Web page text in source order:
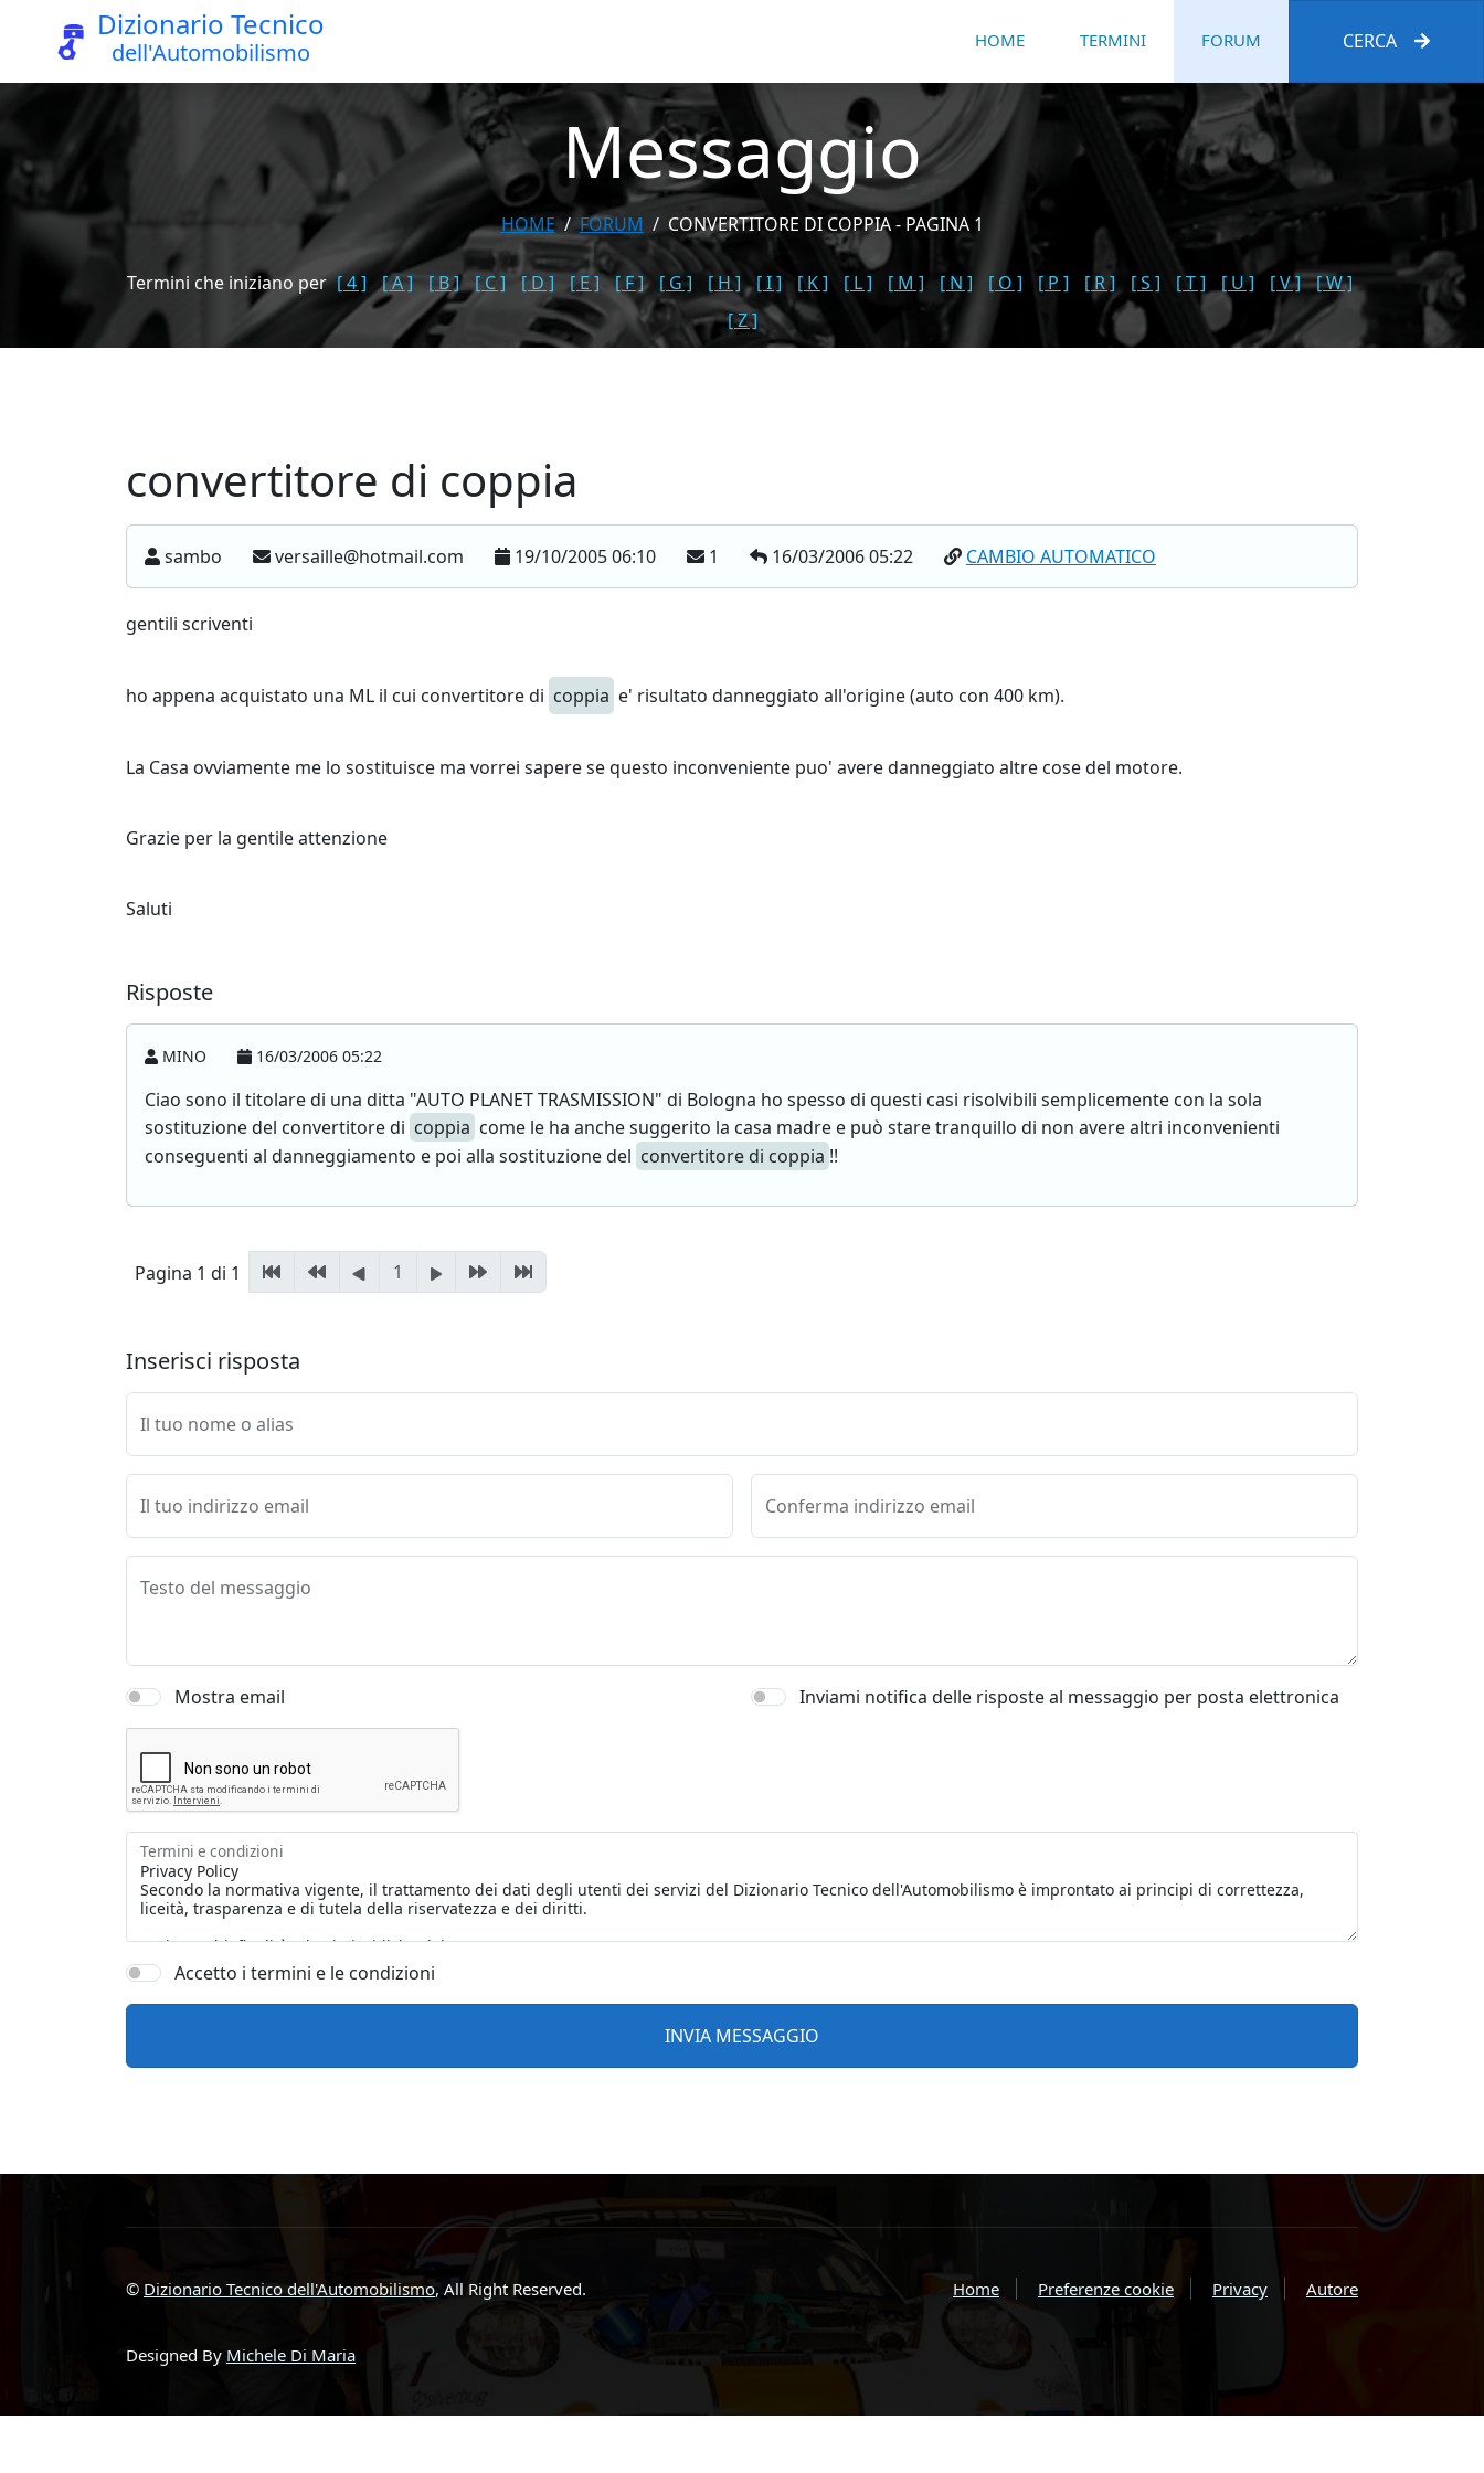
Dizionario Tecnico
dell'Automobilismo HOME TERMINI FORUM CERCA
Messaggio
HOME FORUM CONVERTITORE DI COPPIA - PAGINA 1
Termini che iniziano per [ 4 ] [ A ] [ B ] [ C ] [ D ] [ E ] [ F ] [ G ] [ H ] [ I ] [ K ] [ L ] [ M ] [ N ] [ O ] [ P ] [ R ] [ S ] [ T ] [ U ] [ V ]
[ W ]
[ Z ]
convertitore di coppia
sambo versaille@hotmail.com 19/10/2005 06:10 1 16/03/2006 05:22 CAMBIO AUTOMATICO
gentili scriventi
ho appena acquistato una ML il cui convertitore di coppia e' risultato danneggiato all'origine (auto con 400 km).
La Casa ovviamente me lo sostituisce ma vorrei sapere se questo inconveniente puo' avere danneggiato altre cose del motore.
Grazie per la gentile attenzione
Saluti
Risposte
MINO 16/03/2006 05:22
Ciao sono il titolare di una ditta "AUTO PLANET TRASMISSION" di Bologna ho spesso di questi casi risolvibili semplicemente con la sola
sostituzione del convertitore di coppia come le ha anche suggerito la casa madre e può stare tranquillo di non avere altri inconvenienti
conseguenti al danneggiamento e poi alla sostituzione del convertitore di coppia !!
Pagina 1 di 1 1
Inserisci risposta
Il tuo nome o alias
Il tuo indirizzo email Conferma indirizzo email
Testo del messaggio
Mostra email Inviami notifica delle risposte al messaggio per posta elettronica
Termini e condizioni
Accetto i termini e le condizioni
© Dizionario Tecnico dell'Automobilismo, All Right Reserved.
Designed By Michele Di Maria
Home Preferenze cookie Privacy Autore